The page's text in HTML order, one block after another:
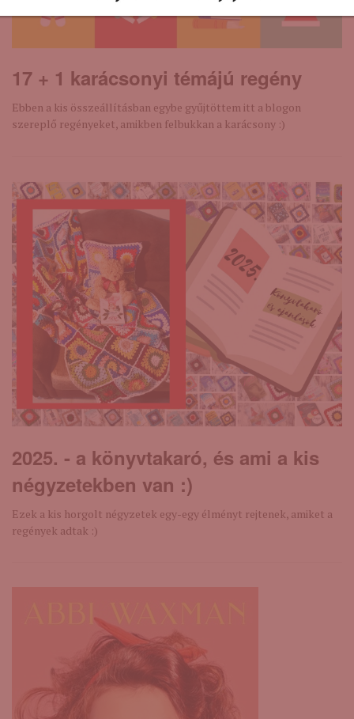
17 + 1 karácsonyi témájú regény
Ebben a kis összeállításban egybe gyűjtöttem itt a blogon
szereplő regényeket, amikben felbukkan a karácsony :)
2025. - a könyvtakaró, és ami a kis
négyzetekben van :)
Ezek a kis horgolt négyzetek egy-egy élményt rejtenek, amiket a
regények adtak :)